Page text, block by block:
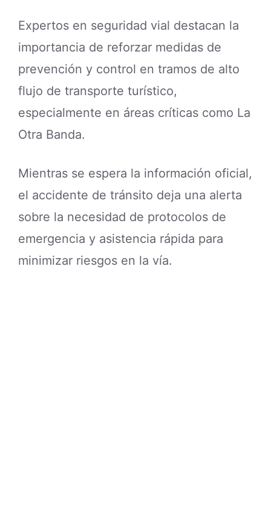
Expertos en seguridad vial destacan la
importancia de reforzar medidas de
prevención y control en tramos de alto
flujo de transporte turístico,
especialmente en áreas críticas como La
Otra Banda.
Mientras se espera la información oficial,
el accidente de tránsito deja una alerta
sobre la necesidad de protocolos de
emergencia y asistencia rápida para
minimizar riesgos en la vía.